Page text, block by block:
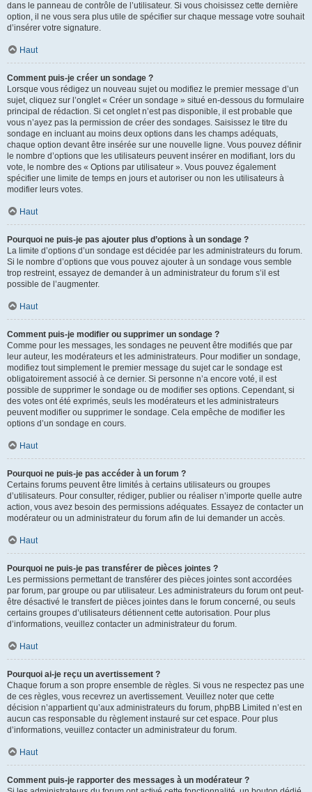
dans le panneau de contrôle de l’utilisateur. Si vous choisissez cette dernière
option, il ne vous sera plus utile de spécifier sur chaque message votre souhait
d’insérer votre signature.
Haut
Comment puis-je créer un sondage ?
Lorsque vous rédigez un nouveau sujet ou modifiez le premier message d’un
sujet, cliquez sur l’onglet « Créer un sondage » situé en-dessous du formulaire
principal de rédaction. Si cet onglet n’est pas disponible, il est probable que
vous n’ayez pas la permission de créer des sondages. Saisissez le titre du
sondage en incluant au moins deux options dans les champs adéquats,
chaque option devant être insérée sur une nouvelle ligne. Vous pouvez définir
le nombre d’options que les utilisateurs peuvent insérer en modifiant, lors du
vote, le nombre des « Options par utilisateur ». Vous pouvez également
spécifier une limite de temps en jours et autoriser ou non les utilisateurs à
modifier leurs votes.
Haut
Pourquoi ne puis-je pas ajouter plus d’options à un sondage ?
La limite d’options d’un sondage est décidée par les administrateurs du forum.
Si le nombre d’options que vous pouvez ajouter à un sondage vous semble
trop restreint, essayez de demander à un administrateur du forum s’il est
possible de l’augmenter.
Haut
Comment puis-je modifier ou supprimer un sondage ?
Comme pour les messages, les sondages ne peuvent être modifiés que par
leur auteur, les modérateurs et les administrateurs. Pour modifier un sondage,
modifiez tout simplement le premier message du sujet car le sondage est
obligatoirement associé à ce dernier. Si personne n’a encore voté, il est
possible de supprimer le sondage ou de modifier ses options. Cependant, si
des votes ont été exprimés, seuls les modérateurs et les administrateurs
peuvent modifier ou supprimer le sondage. Cela empêche de modifier les
options d’un sondage en cours.
Haut
Pourquoi ne puis-je pas accéder à un forum ?
Certains forums peuvent être limités à certains utilisateurs ou groupes
d’utilisateurs. Pour consulter, rédiger, publier ou réaliser n’importe quelle autre
action, vous avez besoin des permissions adéquates. Essayez de contacter un
modérateur ou un administrateur du forum afin de lui demander un accès.
Haut
Pourquoi ne puis-je pas transférer de pièces jointes ?
Les permissions permettant de transférer des pièces jointes sont accordées
par forum, par groupe ou par utilisateur. Les administrateurs du forum ont peut-
être désactivé le transfert de pièces jointes dans le forum concerné, ou seuls
certains groupes d’utilisateurs détiennent cette autorisation. Pour plus
d’informations, veuillez contacter un administrateur du forum.
Haut
Pourquoi ai-je reçu un avertissement ?
Chaque forum a son propre ensemble de règles. Si vous ne respectez pas une
de ces règles, vous recevrez un avertissement. Veuillez noter que cette
décision n’appartient qu’aux administrateurs du forum, phpBB Limited n’est en
aucun cas responsable du règlement instauré sur cet espace. Pour plus
d’informations, veuillez contacter un administrateur du forum.
Haut
Comment puis-je rapporter des messages à un modérateur ?